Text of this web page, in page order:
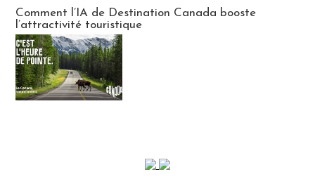
Comment l’IA de Destination Canada booste
l’attractivité touristique